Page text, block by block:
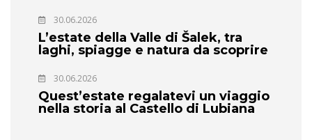
30.06.2026
L’estate della Valle di Šalek, tra
laghi, spiagge e natura da scoprire
30.06.2026
Quest’estate regalatevi un viaggio
nella storia al Castello di Lubiana